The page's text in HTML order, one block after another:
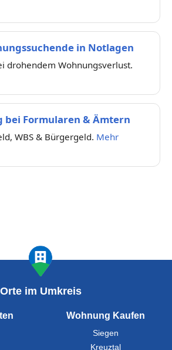
in Notlagen
drohendem Wohnungsverlust.
bei Formularen & Ämtern
WBS & Bürgergeld. Mehr
Orte im Umkreis
Wohnung Kaufen
Siegen
Kreuztal